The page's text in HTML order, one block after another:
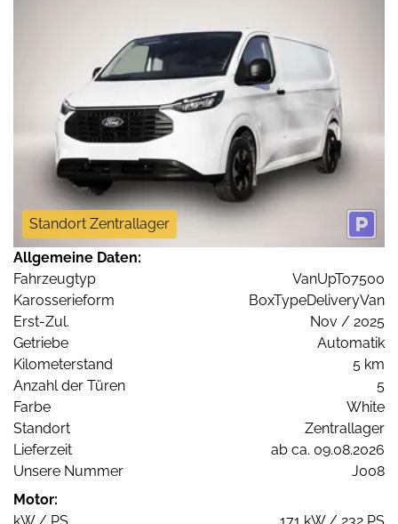
Standort Zentrallager
Allgemeine Daten:
Fahrzeugtyp
VanUpTo7500
Karosserieform
BoxTypeDeliveryVan
Erst-Zul.
Nov / 2025
Getriebe
Automatik
Kilometerstand
5 km
Anzahl der Türen
5
Farbe
White
Standort
Zentrallager
Lieferzeit
ab ca. 09.08.2026
Unsere Nummer
J008
Motor: